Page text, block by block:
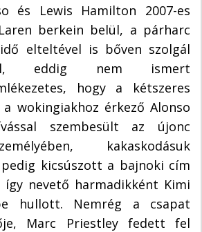
és Lewis Hamilton 2007-es
berkein belül, a párharc
elteltével is bőven szolgál
eddig nem ismert
hogy a kétszeres
wokingiakhoz érkező Alonso
szembesült az újonc
kakaskodásuk
kicsúszott a bajnoki cím
így nevető harmadikként Kimi
hullott. Nemrég a csapat
Marc Priestley fedett fel